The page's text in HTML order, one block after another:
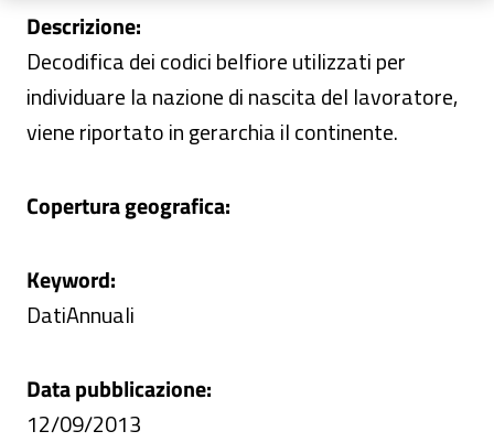
Descrizione:
Decodifica dei codici belfiore utilizzati per
individuare la nazione di nascita del lavoratore,
viene riportato in gerarchia il continente.
Copertura geografica:
Keyword:
DatiAnnuali
Data pubblicazione:
12/09/2013